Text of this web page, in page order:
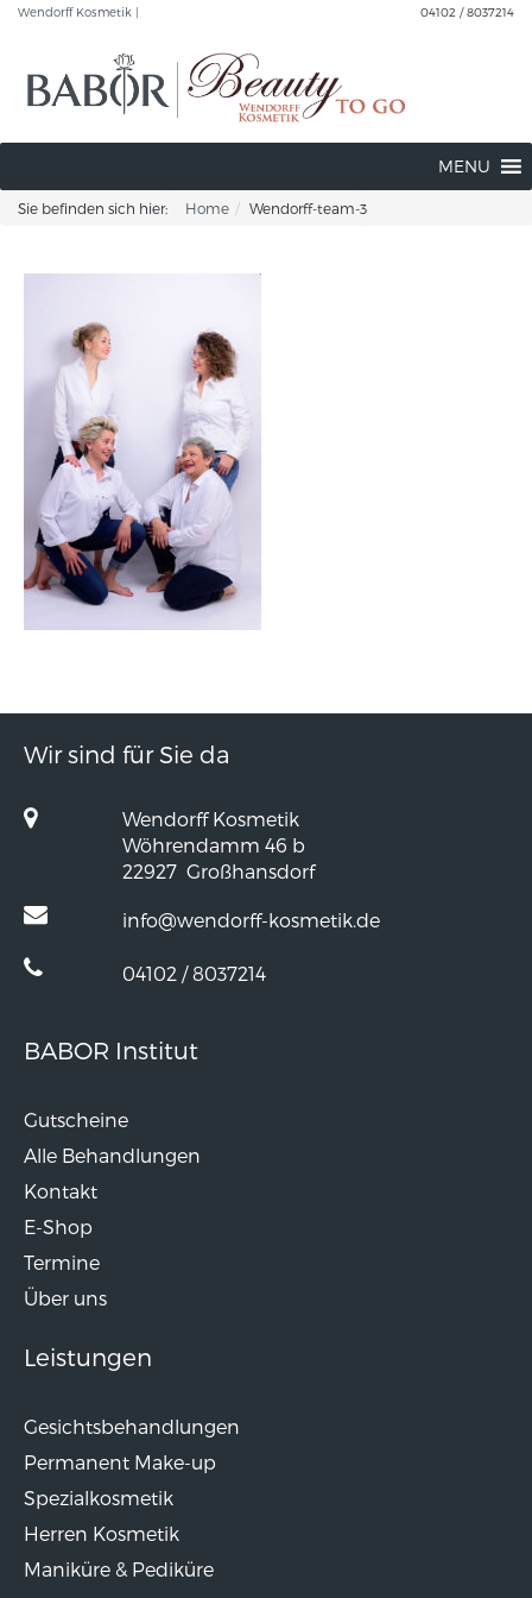
Wendorff Kosmetik | 04102 / 8037214
MENU
Sie befinden sich hier: Home Wendorff-team-3
Wir sind für Sie da
Wendorff Kosmetik
Wöhrendamm 46 b
22927 Großhansdorf
info@wendorff-kosmetik.de
04102 / 8037214
BABOR Institut
Gutscheine
Alle Behandlungen
Kontakt
E-Shop
Termine
Über uns
Leistungen
Gesichtsbehandlungen
Permanent Make-up
Spezialkosmetik
Herren Kosmetik
Maniküre & Pediküre